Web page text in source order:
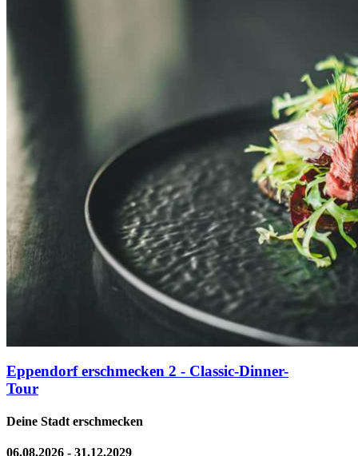
Eppendorf erschmecken 2 - Classic-Dinner-
Tour
Deine Stadt erschmecken
06.08.2026 - 31.12.2029